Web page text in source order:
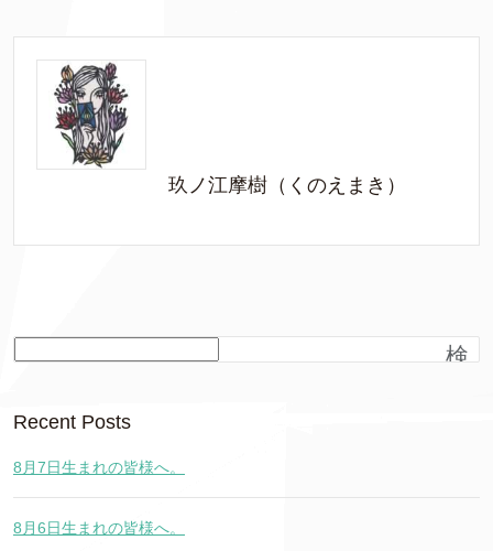
玖ノ江摩樹（くのえまき）
検
Recent Posts
8月7日生まれの皆様へ。
8月6日生まれの皆様へ。